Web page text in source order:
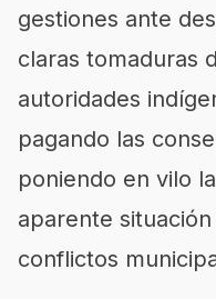
gestiones ante
claras tomaduras
autoridades
pagando las
poniendo en vilo
aparente
conflictos